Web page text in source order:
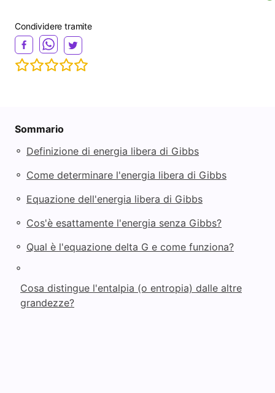
Condividere tramite
Sommario
◦ Definizione di energia libera di Gibbs
◦ Come determinare l'energia libera di Gibbs
◦ Equazione dell'energia libera di Gibbs
◦ Cos'è esattamente l'energia senza Gibbs?
◦ Qual è l'equazione delta G e come funziona?
◦
Cosa distingue l'entalpia (o entropia) dalle altre
grandezze?